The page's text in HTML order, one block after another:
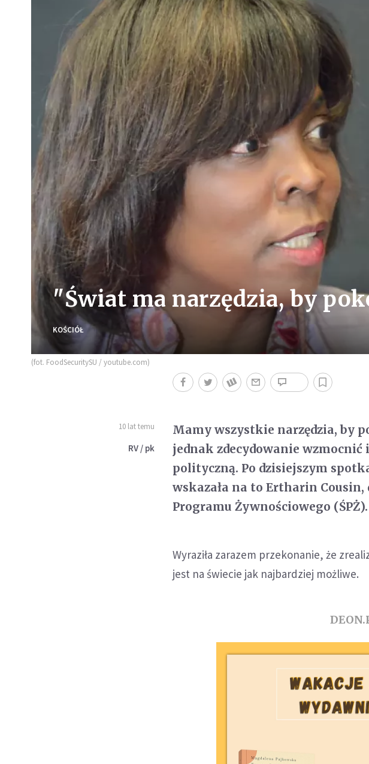
"Świat ma narzędzia, by
KOŚCIÓŁ
(fot. FoodSecuritySU / youtube.com)
10 lat temu
RV / pk
Mamy wszystkie narzędzia, by
jednak zdecydowanie
polityczną. Po dzisiejszym
wskazała na to Ertharin
Programu Żywnościowego (ŚPŻ).
Wyraziła zarazem przekonanie, że
jest na świecie jak najbardziej możliwe.